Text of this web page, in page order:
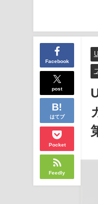
Facebook
post
はてブ
Pocket
Feedly